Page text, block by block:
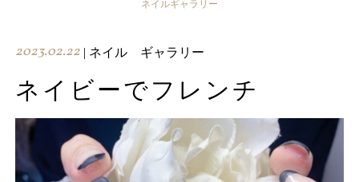
ネイルギャラリー
2023.02.22 | ネイル ギャラリー
ネイビーでフレンチ